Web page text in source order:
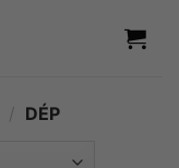
/ DÉP